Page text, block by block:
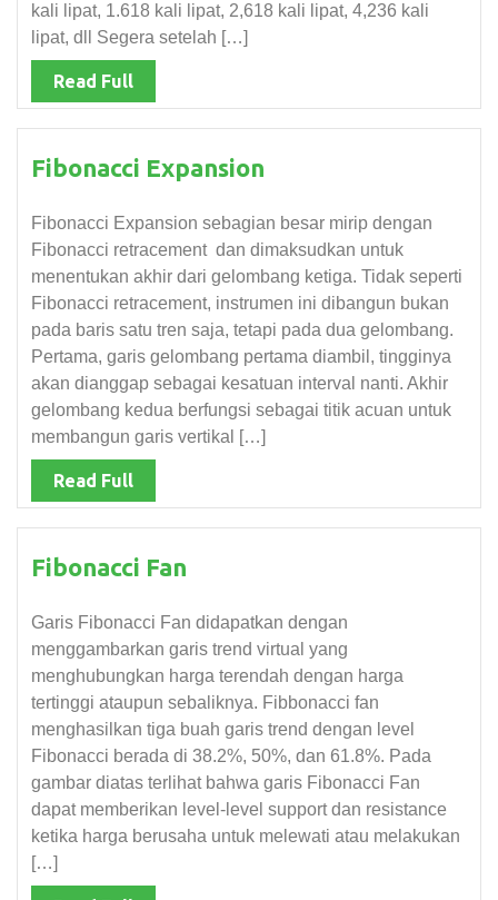
kali lipat, 1.618 kali lipat, 2,618 kali lipat, 4,236 kali
lipat, dll Segera setelah […]
Read Full
Fibonacci Expansion
Fibonacci Expansion sebagian besar mirip dengan
Fibonacci retracement dan dimaksudkan untuk
menentukan akhir dari gelombang ketiga. Tidak seperti
Fibonacci retracement, instrumen ini dibangun bukan
pada baris satu tren saja, tetapi pada dua gelombang.
Pertama, garis gelombang pertama diambil, tingginya
akan dianggap sebagai kesatuan interval nanti. Akhir
gelombang kedua berfungsi sebagai titik acuan untuk
membangun garis vertikal […]
Read Full
Fibonacci Fan
Garis Fibonacci Fan didapatkan dengan
menggambarkan garis trend virtual yang
menghubungkan harga terendah dengan harga
tertinggi ataupun sebaliknya. Fibbonacci fan
menghasilkan tiga buah garis trend dengan level
Fibonacci berada di 38.2%, 50%, dan 61.8%. Pada
gambar diatas terlihat bahwa garis Fibonacci Fan
dapat memberikan level-level support dan resistance
ketika harga berusaha untuk melewati atau melakukan
[…]